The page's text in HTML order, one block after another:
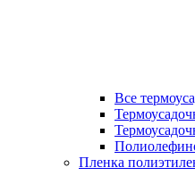
Все
Пленка